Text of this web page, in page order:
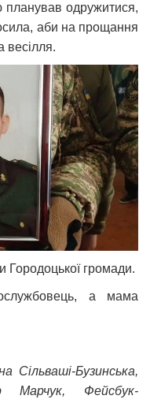
планував одружитися,
аби на прощання
весілля.
Городоцької громади.
а мама
Сільваші-Бузинська,
Марчук, Фейсбук-